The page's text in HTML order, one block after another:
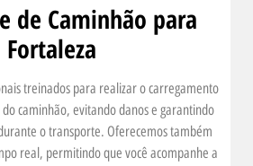
de Caminhão para
Fortaleza
treinados para realizar o carregamento
caminhão, evitando danos e garantindo
o transporte. Oferecemos também
real, permitindo que você acompanhe a